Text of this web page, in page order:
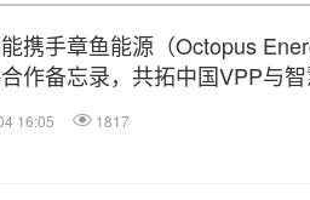
携手章鱼能源（Octopus
作备忘录，共拓中国VPP与智
16:05 1817